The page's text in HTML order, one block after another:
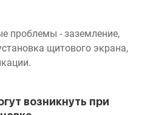
проблемы - заземление,
щитового экрана,
возникнуть при